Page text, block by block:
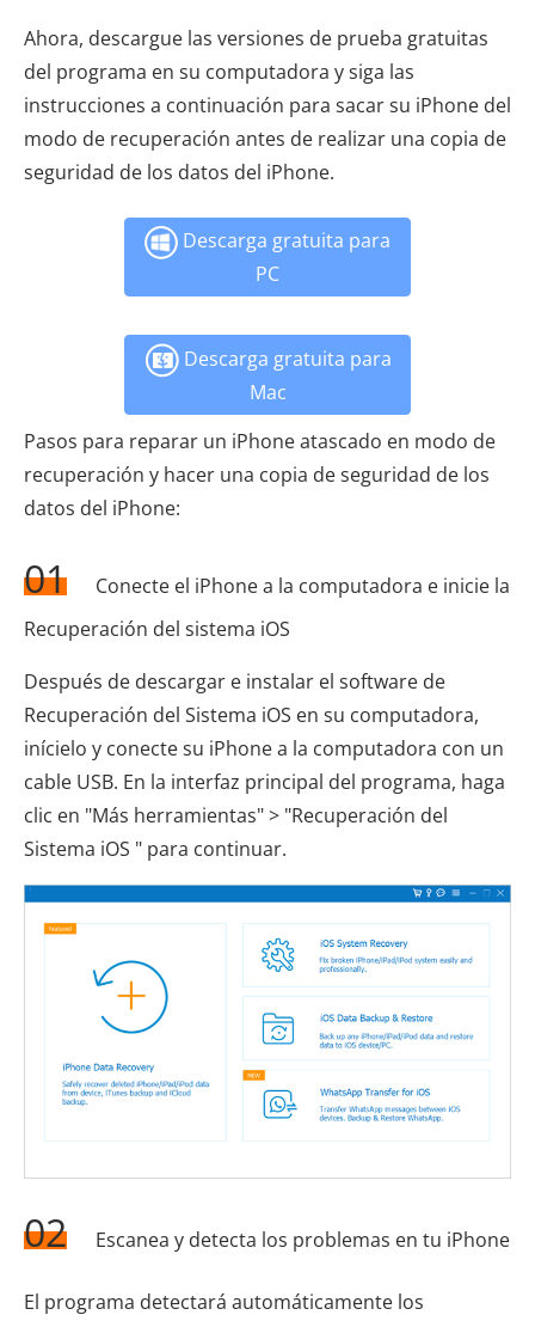
Ahora, descargue las versiones de prueba gratuitas
del programa en su computadora y siga las
instrucciones a continuación para sacar su iPhone del
modo de recuperación antes de realizar una copia de
seguridad de los datos del iPhone.
Descarga gratuita para
PC
Descarga gratuita para
Mac
Pasos para reparar un iPhone atascado en modo de
recuperación y hacer una copia de seguridad de los
datos del iPhone:
01
Conecte el iPhone a la computadora e inicie la
Recuperación del sistema iOS
Después de descargar e instalar el software de
Recuperación del Sistema iOS en su computadora,
inícielo y conecte su iPhone a la computadora con un
cable USB. En la interfaz principal del programa, haga
clic en "Más herramientas" > "Recuperación del
Sistema iOS " para continuar.
02 Escanea y detecta los problemas en tu iPhone
El programa detectará automáticamente los